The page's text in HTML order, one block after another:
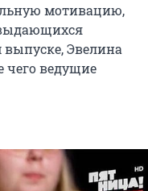
мотивацию,
Эвелина
чего ведущие